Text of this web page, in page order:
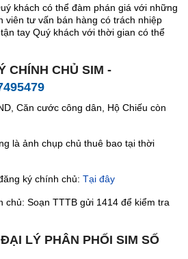
khách có thể đàm phán giá với những
viên tư vấn bán hàng có trách nhiệp
tay Quý khách với thời gian có thể
CHÍNH CHỦ SIM -
Căn cước công dân, Hộ Chiếu còn
là ảnh chụp chủ thuê bao tại thời
ký chính chủ: Tại đây
chủ: Soạn TTTB gửi 1414 để kiểm tra
LÝ PHÂN PHỐI SIM SỐ